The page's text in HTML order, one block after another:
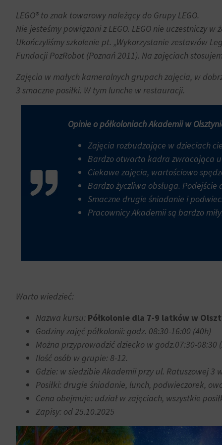
LEGO® to znak towarowy należący do Grupy LEGO.
Nie jesteśmy powiązani z LEGO. LEGO nie uczestniczy
Ukończyliśmy szkolenie pt. „Wykorzystanie zestawów
Fundacji PozRobot (Poznań 2011). Na zajęciach
Zajęcia w małych kameralnych grupach zajęcia, w
3 smaczne posiłki. W tym lunche w restauracji.
Opinie o półkoloniach Akademii w
Zajęcia rozbudzające w dzieciach
Bardzo otwarta kadra zwracająca
Ciekawe zajęcia, wartościowo
Bardzo życzliwa obsługa.
Smaczne drugie śniadanie i
Pracownicy Akademii są bardzo
Warto wiedzieć:
Nazwa kursu: Półkolonie dla 7-9 latków w
Godziny zajęć półkolonii: godz. 08:30-16:00 (40h)
Można przyprowadzić dziecko w godz.07:30-08:30
Ilość osób w grupie: 8-12.
Gdzie: w siedzibie Akademii przy ul. Ratuszowej 3
Posiłki: drugie śniadanie, lunch, podwieczorek,
Cena obejmuje: udział w zajęciach, wszystkie
Zapisy: od 25.10.2025
zachowań
użytkowników
mogą
być
w
celach
analitycznych
(np.
Google
Analytics).
Przechowywanie
reklam
Zarządza
tym,
czy
reklamami
targetowania
i
śledzenia)
mogą
być
przechowywane
i
przetwarzane
na
usług
internetowe
w
celu
zapamiętania
preferencji,
logowania
lub
działań.
Istnieją
różne
typy,
tym
ciasteczka
sesyjne
(tymczasowe)
i
one
ale
mogą
również
śledzić
zachowanie
online.
Zgoda
odnosi
się
do